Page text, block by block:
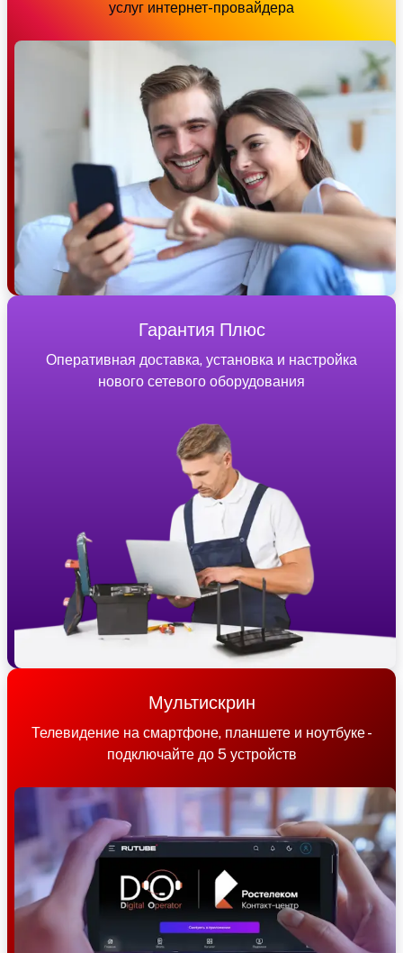
услуг интернет-провайдера
Гарантия Плюс
Оперативная доставка, установка и настройка
нового сетевого оборудования
Мультискрин
Телевидение на смартфоне, планшете и ноутбуке -
подключайте до 5 устройств